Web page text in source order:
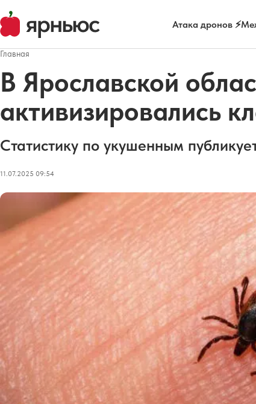
Атака дронов ⚡
Главная
В Ярославской
активизировались
Статистику по укушенным
11.07.2025 09:54